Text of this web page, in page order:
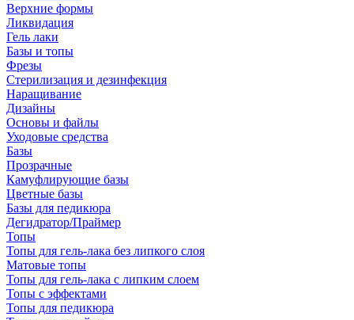
Верхние формы
Ликвидация
Гель лаки
Базы и топы
Фрезы
Стерилизация и дезинфекция
Наращивание
Дизайны
Основы и файлы
Уходовые средства
Базы
Прозрачные
Камуфлирующие базы
Цветные базы
Базы для педикюра
Дегидратор/Праймер
Топы
Топы для гель-лака без липкого слоя
Матовые топы
Топы для гель-лака с липким слоем
Топы с эффектами
Топы для педикюра